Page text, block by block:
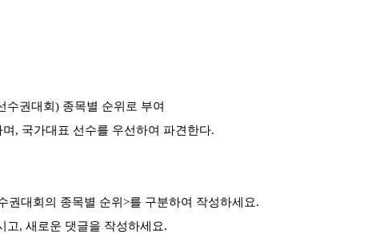
수권대회 ) 종목별 순위로 부여
, 국가대표 선수를 우선하여 파견한다.
권대회의 종목별 순위 >를 구분하여 작성하세요.
고, 새로운 댓글을 작성하세요.